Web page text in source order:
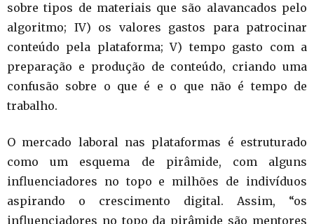
sobre tipos de materiais que são alavancados pelo
algoritmo; IV) os valores gastos para patrocinar
conteúdo pela plataforma; V) tempo gasto com a
preparação e produção de conteúdo, criando uma
confusão sobre o que é e o que não é tempo de
trabalho.
O mercado laboral nas plataformas é estruturado
como um esquema de pirâmide, com alguns
influenciadores no topo e milhões de indivíduos
aspirando o crescimento digital. Assim, “os
influenciadores no topo da pirâmide são mentores